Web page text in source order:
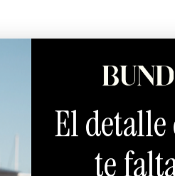
El detalle
te